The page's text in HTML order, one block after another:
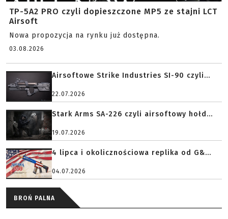
TP-5A2 PRO czyli dopieszczone MP5 ze stajni LCT
Airsoft
Nowa propozycja na rynku już dostępna.
03.08.2026
Airsoftowe Strike Industries SI-90 czyli...
22.07.2026
Stark Arms SA-226 czyli airsoftowy hołd...
19.07.2026
4 lipca i okolicznościowa replika od G&...
04.07.2026
BROŃ PALNA